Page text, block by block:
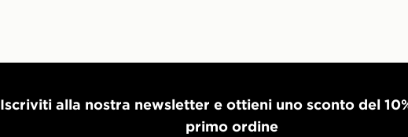
Iscriviti alla nostra newsletter e ottieni uno sconto del
primo ordine